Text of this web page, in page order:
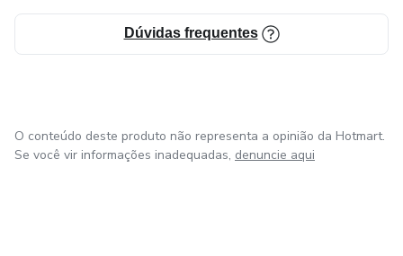
Dúvidas frequentes
O conteúdo deste produto não representa a opinião da Hotmart.
Se você vir informações inadequadas, denuncie aqui